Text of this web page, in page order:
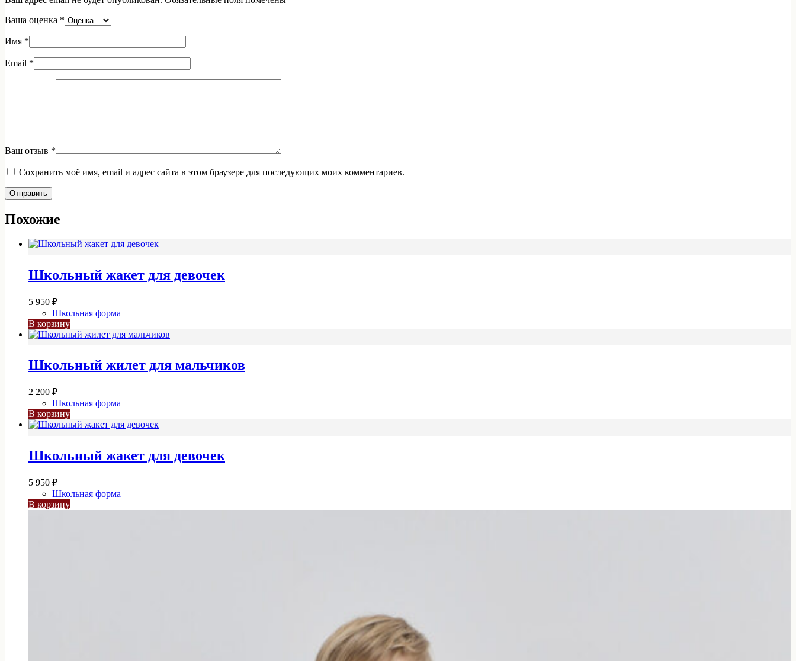
Ваша оценка *
Имя *
Email *
Ваш отзыв *
Сохранить моё имя, email и адрес сайта в этом браузере для последующих моих комментариев.
Отправить
Похожие
Школьный жакет для девочек
5 950 ₽
Школьная форма
В корзину
Школьный жилет для мальчиков
2 200 ₽
Школьная форма
В корзину
Школьный жакет для девочек
5 950 ₽
Школьная форма
В корзину